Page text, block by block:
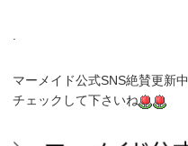
.
マーメイド公式SNS絶賛更新中
チェックして下さいね